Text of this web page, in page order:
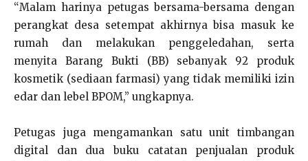
“Malam harinya petugas bersama-bersama dengan
perangkat desa setempat akhirnya bisa masuk ke
rumah dan melakukan penggeledahan, serta
menyita Barang Bukti (BB) sebanyak 92 produk
kosmetik (sediaan farmasi) yang tidak memiliki izin
edar dan lebel BPOM,” ungkapnya.
Petugas juga mengamankan satu unit timbangan
digital dan dua buku catatan penjualan produk